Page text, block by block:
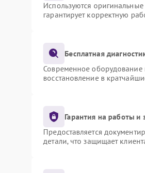
Используются
гарантирует корректную
Бесплатная
Современное оборудование
восстановление в
Гарантия на работы и
Предоставляется
детали, что защищает